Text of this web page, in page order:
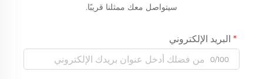
سيتواصل معك ممثلنا قريبًا.
البريد الإلكتروني
0/100